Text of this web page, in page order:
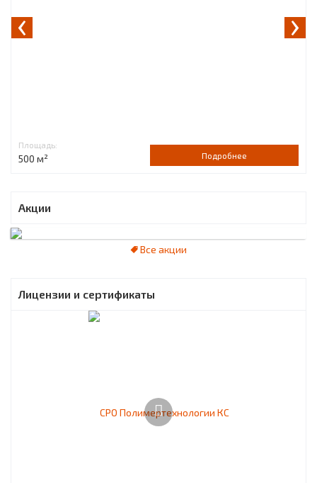
Площадь:
500 м² Подробнее
‹
Назад ›
Акции
Все акции
Лицензии и сертификаты